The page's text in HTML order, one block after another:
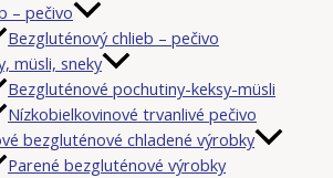
– pečivo
Bezgluténový chlieb – pečivo
müsli, sneky
Bezgluténové pochutiny-keksy-müsli
Nízkobielkovinové trvanlivé pečivo
bezgluténové chladené výrobky
Parené bezgluténové výrobky